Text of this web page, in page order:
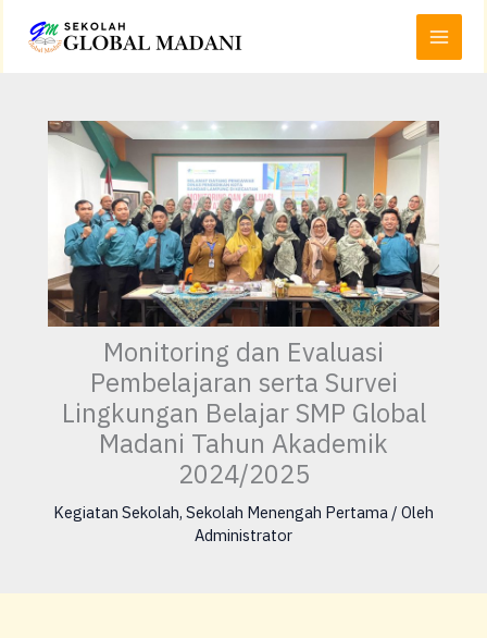
Main
Menu
Monitoring dan Evaluasi
Pembelajaran serta Survei
Lingkungan Belajar SMP Global
Madani Tahun Akademik
2024/2025
Kegiatan Sekolah, Sekolah Menengah Pertama / Oleh
Administrator